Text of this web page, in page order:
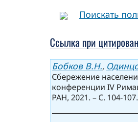
Поискать
Ссылка при
Бобков В.Н.,
Сбережение
конференции IV
РАН, 2021. – С. 104-107.